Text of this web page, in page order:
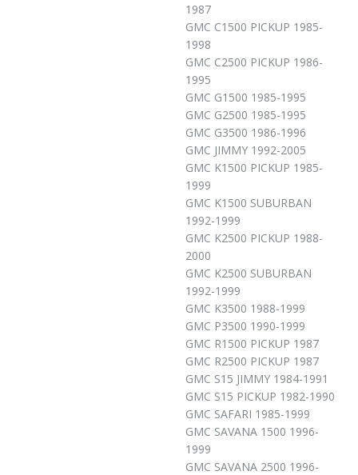
1987
GMC C1500 PICKUP 1985-
1998
GMC C2500 PICKUP 1986-
1995
GMC G1500 1985-1995
GMC G2500 1985-1995
GMC G3500 1986-1996
GMC JIMMY 1992-2005
GMC K1500 PICKUP 1985-
1999
GMC K1500 SUBURBAN
1992-1999
GMC K2500 PICKUP 1988-
2000
GMC K2500 SUBURBAN
1992-1999
GMC K3500 1988-1999
GMC P3500 1990-1999
GMC R1500 PICKUP 1987
GMC R2500 PICKUP 1987
GMC S15 JIMMY 1984-1991
GMC S15 PICKUP 1982-1990
GMC SAFARI 1985-1999
GMC SAVANA 1500 1996-
1999
GMC SAVANA 2500 1996-